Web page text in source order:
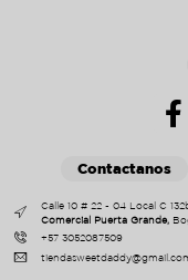
Contactanos
Calle 10 # 22 - 04 Local C
Comercial Puerta Grande,
+57 3052087509